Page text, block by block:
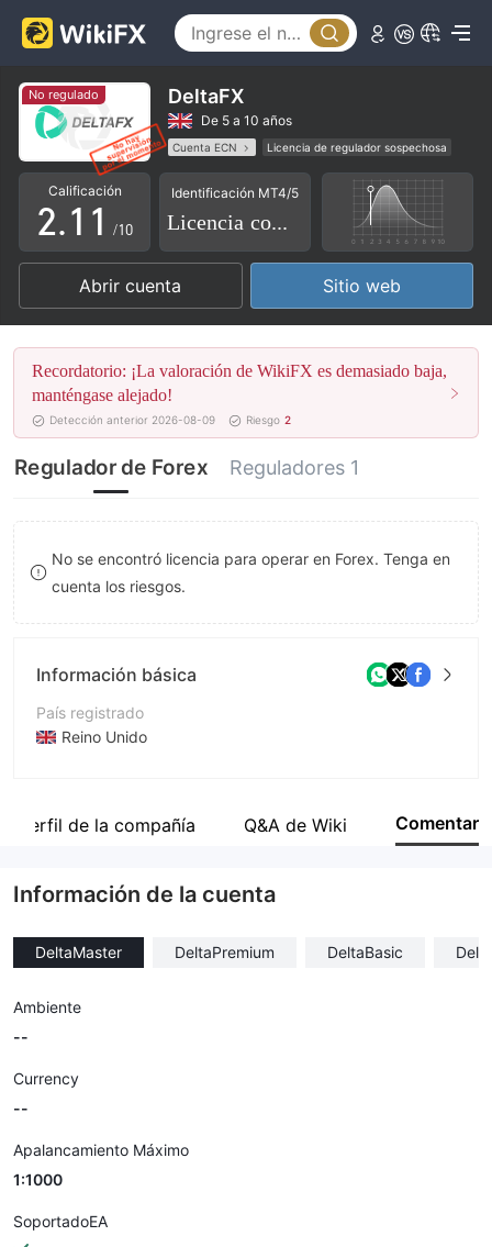
No regulado DeltaFX
De 5 a 10 años
Cuenta ECN
Licencia de regulador sospechosa
Licencia completa de MT4
Negocio global
Riesgo potencial alto
Calificación
0
1
2
3
4
5
6
7
8
9
.
0
1
2
3
4
5
6
7
8
9
0
1
2
3
4
5
6
7
8
9
/10
Identificación MT4/5
Licencia completa
Abrir cuenta Sitio web
Recordatorio: ¡La valoración de WikiFX es demasiado baja,
manténgase alejado!
Detección anterior 2026-08-09 Riesgo 2
Regulador de Forex Reguladores 1
No se encontró licencia para operar en Forex. Tenga en
cuenta los riesgos.
Información básica
País registrado
Reino Unido
Empresa
Perfil de la compañía Q&A de Wiki Comentar
Información de la cuenta
DeltaMaster DeltaPremium DeltaBasic
Ambiente
--
Currency
--
Apalancamiento Máximo
1:1000
SoportadoEA